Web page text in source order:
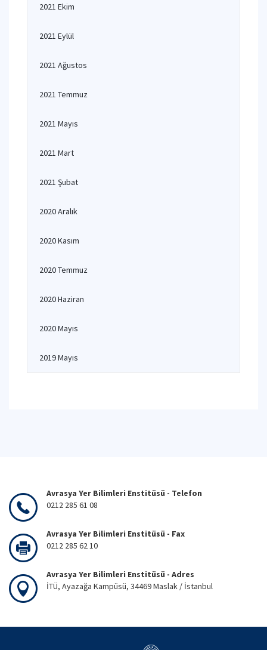
2021 Ekim
2021 Eylül
2021 Ağustos
2021 Temmuz
2021 Mayıs
2021 Mart
2021 Şubat
2020 Aralık
2020 Kasım
2020 Temmuz
2020 Haziran
2020 Mayıs
2019 Mayıs
Avrasya Yer Bilimleri Enstitüsü - Telefon
0212 285 61 08
Avrasya Yer Bilimleri Enstitüsü - Fax
0212 285 62 10
Avrasya Yer Bilimleri Enstitüsü - Adres
İTÜ, Ayazağa Kampüsü, 34469 Maslak / İstanbul